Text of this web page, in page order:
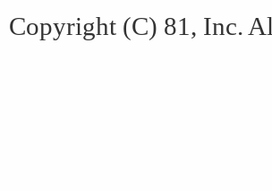
Copyright (C) 81, Inc.